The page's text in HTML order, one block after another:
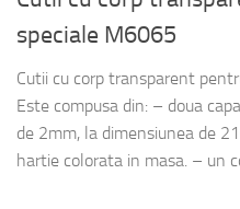
speciale M6065
Cutii cu corp transparent
Este compusa din: – doua
de 2mm, la dimensiunea de
hartie colorata in masa. – un